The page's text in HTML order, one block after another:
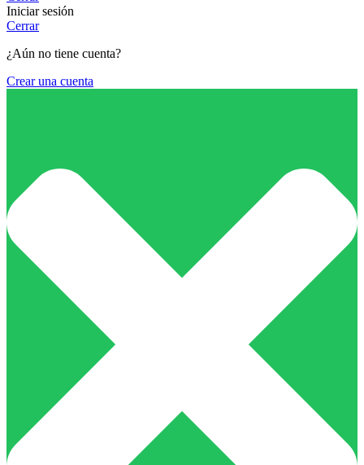
Iniciar sesión
Cerrar
¿Aún no tiene cuenta?
Crear una cuenta